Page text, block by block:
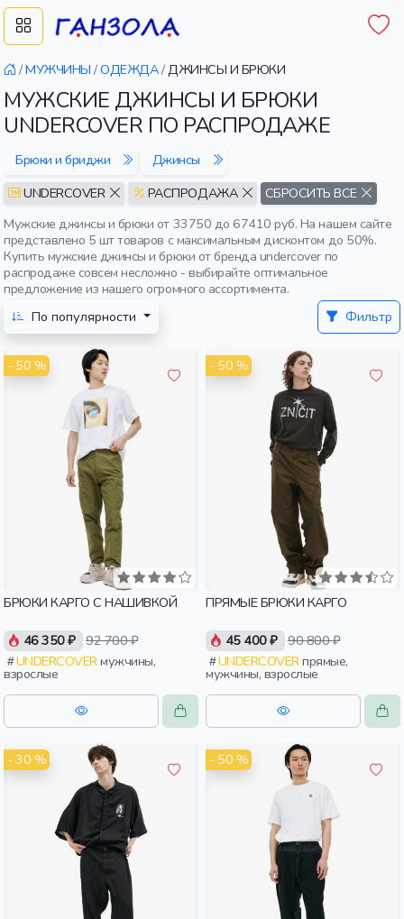
/МУЖЧИНЫ /ОДЕЖДА/ДЖИНСЫ И БРЮКИ
МУЖСКИЕ ДЖИНСЫ И БРЮКИ
UNDERCOVER ПО РАСПРОДАЖЕ
Брюки и бриджи
Джинсы
UNDERCOVER
РАСПРОДАЖА
СБРОСИТЬ ВСЕ
Мужские джинсы и брюки от 33750 до 67410 руб. На нашем сайте
представлено 5 шт товаров с максимальным дисконтом до 50%.
Купить мужские джинсы и брюки от бренда undercover по
распродаже совсем несложно - выбирайте оптимальное
предложение из нашего огромного ассортимента.
По популярности
Фильтр
- 50 %
БРЮКИ КАРГО С НАШИВКОЙ
46 350 ₽ 92 700 ₽
UNDERCOVERмужчины,
взрослые
- 50 %
ПРЯМЫЕ БРЮКИ КАРГО
45 400 ₽ 90 800 ₽
UNDERCOVERпрямые,
мужчины, взрослые
- 30 % - 50 %